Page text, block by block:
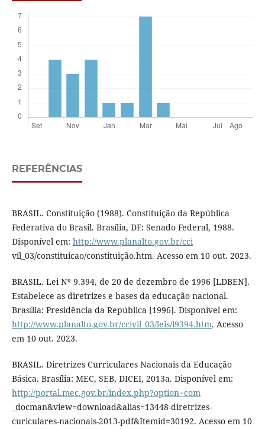
REFERÊNCIAS
BRASIL. Constituição (1988). Constituição da República
Federativa do Brasil. Brasília, DF: Senado Federal, 1988.
Disponível em: http://www.planalto.gov.br/cci
vil_03/constituicao/constituição.htm. Acesso em 10 out. 2023.
BRASIL. Lei Nº 9.394, de 20 de dezembro de 1996 [LDBEN].
Estabelece as diretrizes e bases da educação nacional.
Brasília: Presidência da República [1996]. Disponível em:
http://www.planalto.gov.br/ccivil_03/leis/l9394.htm. Acesso
em 10 out. 2023.
BRASIL. Diretrizes Curriculares Nacionais da Educação
Básica. Brasília: MEC, SEB, DICEI, 2013a. Disponível em:
http://portal.mec.gov.br/index.php?option=com
_docman&view=download&alias=13448-diretrizes-
curiculares-nacionais-2013-pdf&Itemid=30192. Acesso em 10